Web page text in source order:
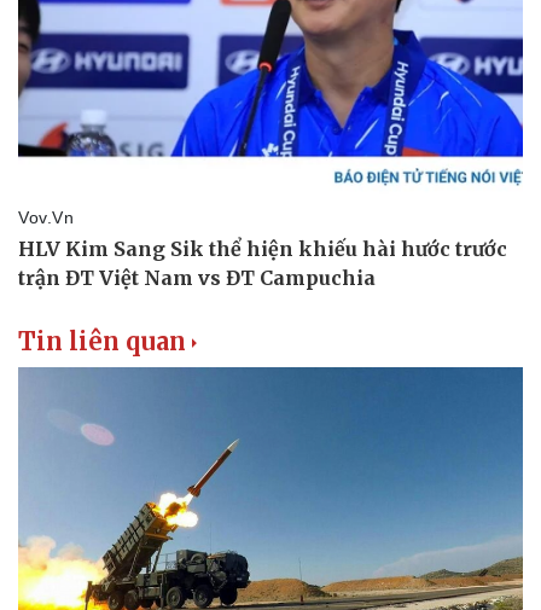
Cây thuốc
Làm đẹp - giảm cân
Phòng mạch online
Ăn sạch sống khỏe
Tin liên quan